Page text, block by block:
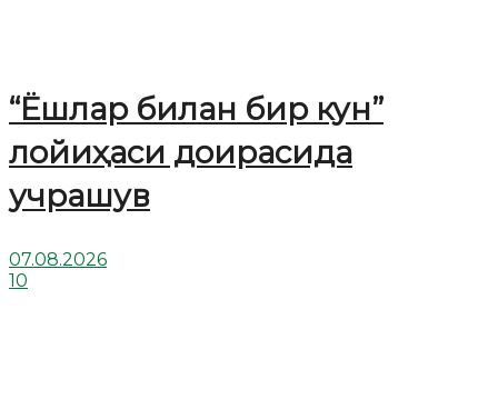
“Ёшлар билан бир кун”
лойиҳаси доирасида
учрашув
07.08.2026
10